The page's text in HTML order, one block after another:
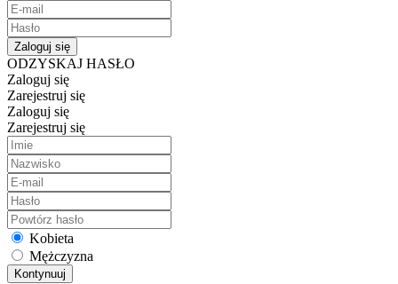
Zaloguj się
ODZYSKAJ HASŁO
Zaloguj się
Zarejestruj się
Zaloguj się
Zarejestruj się
Kobieta
Mężczyzna
Kontynuuj